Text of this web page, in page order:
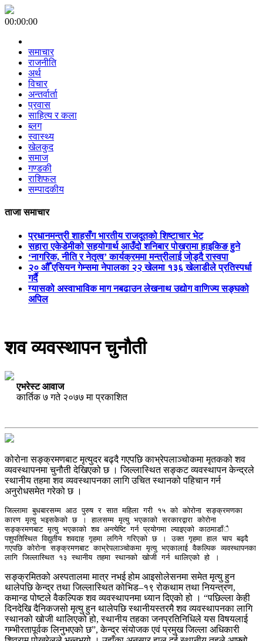
00:00:00
समाचार
राजनीति
अर्थ
विचार
अन्तर्वार्ता
प्रवास
साहित्य र कला
ब्लग
स्वास्थ्य
खेलकुद
समाज
गण्डकी
राशिफल
सम्पादकीय
ताजा समाचार
प्रधानमन्त्री शाहसँग भारतीय राजदूतको शिष्टाचार भेट
सहारा एकेडेमीको सहयोगार्थ आउँदो शनिबार पोखरामा हाइकिङ हुने
‘नागरिक, नीति र नेतृत्व’ कार्यक्रममा मन्त्रीलाई जोड्दै रास्वपा
२० औँ एसियन गेम्समा नेपालका २२ खेलमा १३६ खेलाडीले प्रतिस्पर्धा
गर्दै
ग्यासको अस्वाभाविक माग नबढाउन लेखनाथ उद्योग वाणिज्य सङ्घको
अपिल
शव व्यवस्थापन चुनौती
एभरेस्ट आवाज
कार्तिक ७ गते २०७७ मा प्रकाशित
कोरोना सङ्क्रमणबाट मृत्युदर बढ्दै गएपछि काभ्रेपलाञ्चोकमा मृतकको शव
व्यवस्थापनमा चुनौती देखिएको छ । जिल्लास्थित सङ्कट व्यवस्थापन केन्द्रले
स्थानीय तहमा शव व्यवस्थापनका लागि उचित स्थानको पहिचान गर्न
अनुरोधसमेत गरेको छ ।
जिल्लामा बुधबारसम्म आठ पुरुष र सात महिला गरी १५ को कोरोना सङ्क्रमणका
कारण मृत्यु भइसकेको छ । हालसम्म मृत्यु भएकाको सरकारद्वारा कोरोना
सङ्क्रमणबाट मृत्यु भएकाको शव अन्त्येष्टि गर्न प्रयोगमा ल्याइएको काठमाडाँै
पशुपतिस्थित विद्युतीय शवदाह गृहमा लगिने गरिएको छ । उक्त गृहमा हाल चाप बढ्दै
गएपछि कोरोना सङ्क्रमणबाट काभ्रेपलाञ्चोकमा मृत्यु भएकालाई वैकल्पिक व्यवस्थापनका
लागि जिल्लास्थित १३ स्थानीय तहमा स्थानको खोजी गर्न थालिएको हो ।
सङ्क्रमितको अस्पतालमा मात्र नभई होम आइसोलेसनमा समेत मृत्यु हुन
थालेपछि केन्द्र तथा जिल्लास्थित कोभिड–१९ रोकथाम तथा नियन्त्रण,
कमान्ड पोष्टले वैकल्पिक शव व्यवस्थापनमा ध्यान दिएको हो । “पछिल्ला केही
दिनदेखि दैनिकजसो मृत्यु हुन थालेपछि स्थानीयस्तरमै शव व्यवस्थापनका लागि
स्थानको खोजी थालिएको हो, स्थानीय तहका जनप्रतिनिधिले यस विषयलाई
गम्भीरतापूर्वक लिनुभएको छ”, केन्द्र संयोजक एवं प्रमुख जिल्ला अधिकारी